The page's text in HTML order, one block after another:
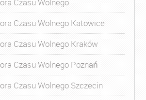
Czasu Wolnego Katowice
Czasu Wolnego Kraków
Czasu Wolnego Poznań
Czasu Wolnego Szczecin